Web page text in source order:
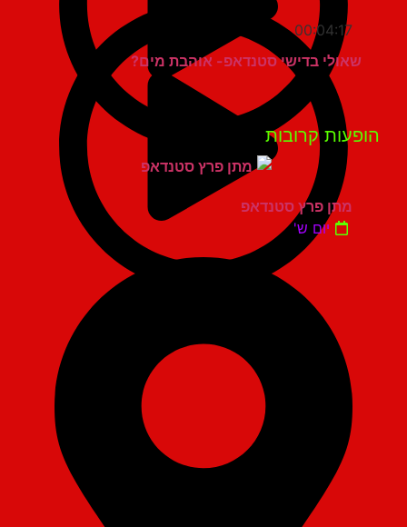
00:04:17
שאולי בדישי סטנדאפ- אוהבת מים?
קרובות
מתן פרץ סטנדאפ
יום ש'